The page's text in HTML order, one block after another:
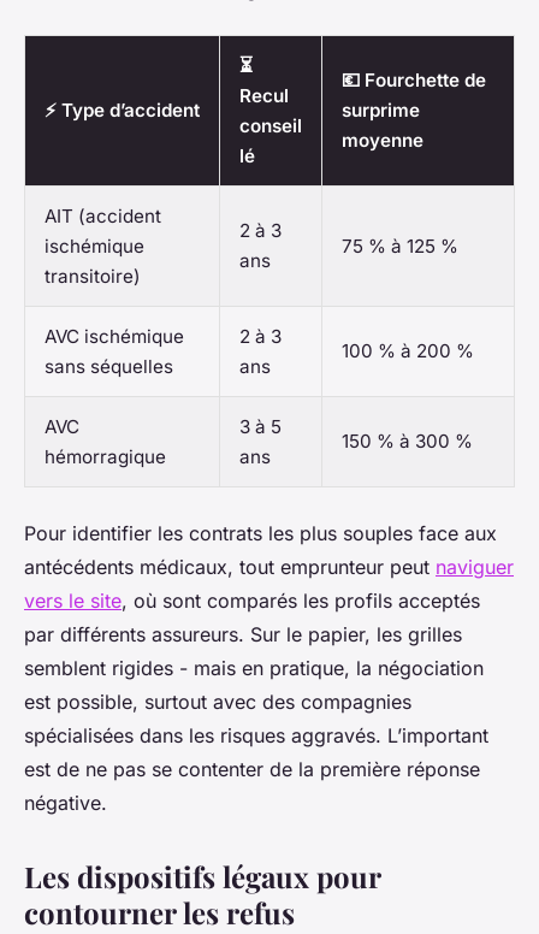
⚡ Type d’accident
⏳
Recul
conseil
lé
💶 Fourchette de
surprime
moyenne
AIT (accident
ischémique
transitoire)
2 à 3
ans
75 % à 125 %
AVC ischémique
sans séquelles
2 à 3
ans
100 % à 200 %
AVC
hémorragique
3 à 5
ans
150 % à 300 %
Pour identifier les contrats les plus souples face aux
antécédents médicaux, tout emprunteur peut naviguer
vers le site, où sont comparés les profils acceptés
par différents assureurs. Sur le papier, les grilles
semblent rigides - mais en pratique, la négociation
est possible, surtout avec des compagnies
spécialisées dans les risques aggravés. L’important
est de ne pas se contenter de la première réponse
négative.
Les dispositifs légaux pour
contourner les refus